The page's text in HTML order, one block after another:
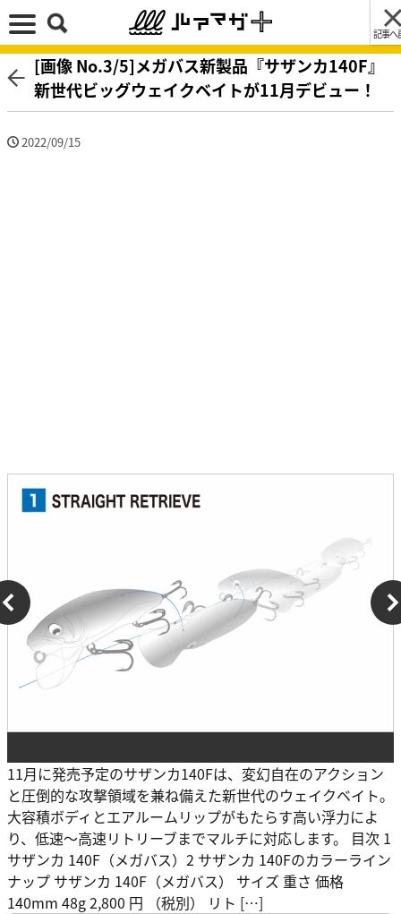
記事へ
[画像 No.3/5]メガバス新製品『サザンカ140F』
新世代ビッグウェイクベイトが11月デビュー！
2022/09/15
11月に発売予定のサザンカ140Fは、変幻自在のアクション
と圧倒的な攻撃領域を兼ね備えた新世代のウェイクベイト。
大容積ボディとエアルームリップがもたらす高い浮力によ
り、低速～高速リトリーブまでマルチに対応します。 目次 1
サザンカ 140F（メガバス）2 サザンカ 140Fのカラーライン
ナップ サザンカ 140F（メガバス） サイズ 重さ 価格
140mm 48g 2,800 円 （税別） リト […]